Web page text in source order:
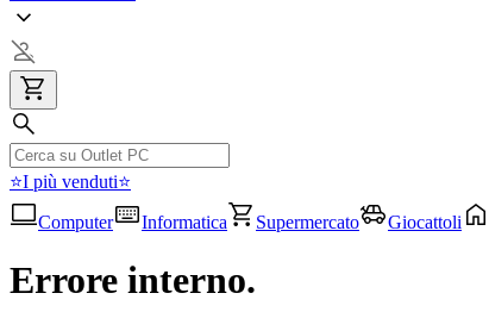
⭐I più venduti⭐
Computer
Informatica Supermercato Giocattoli
Errore interno.